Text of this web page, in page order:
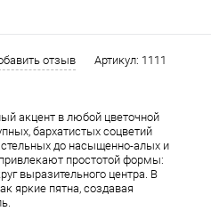
отзыв Артикул: 1111
акцент в любой цветочной
бархатистых соцветий
до насыщенно-алых и
простотой формы:
выразительного центра. В
яркие пятна, создавая